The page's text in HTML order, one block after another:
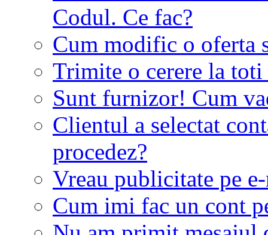
Codul. Ce fac?
Cum modific o oferta
Trimite o cerere la
Sunt furnizor! Cum
Clientul a selectat
procedez?
Vreau publicitate pe
Cum imi fac un cont